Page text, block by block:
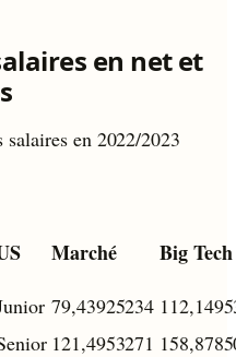
en net et
salaires en 2022/2023
Marché Big Tech
79,43925234
121,4953271